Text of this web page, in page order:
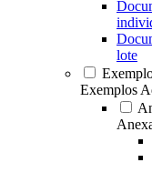
lote
Exemplos